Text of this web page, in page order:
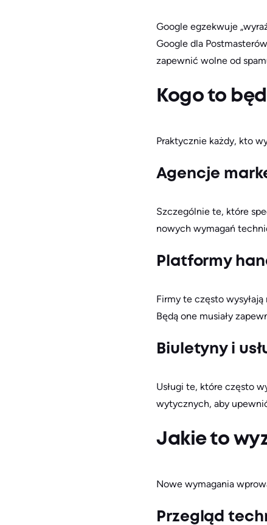
Google egzekwuje
Google dla
zapewnić wolne od
Kogo to
Praktycznie każdy, kto
Agencje
Szczególnie te, które
nowych wymagań
Platformy
Firmy te często
Będą one musiały
Biuletyny i
Usługi te, które często
wytycznych, aby
Jakie to
Nowe wymagania
Przegląd